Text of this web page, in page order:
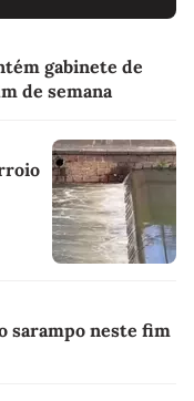
gabinete de
de semana
sarampo neste fim